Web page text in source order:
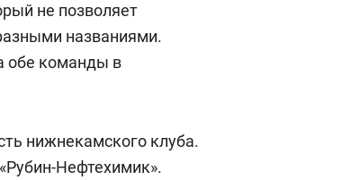
не позволяет
названиями.
обе команды в
нижнекамского клуба.
Нефтехимик».